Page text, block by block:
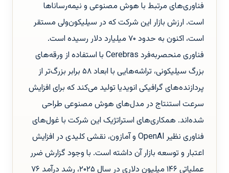
فناوری‌های مرتبط با هوش مصنوعی و نیمه‌رساناها
است. ارزش بازار این شرکت که در سیلیکون‌ولی مستقر
است، اکنون به حدود ۷۰ میلیارد دلار رسیده است.
فناوری منحصر‌به‌فرد Cerebras با استفاده از ورقه‌های
بزرگ سیلیکونی، تراشه‌هایی با ابعاد ۵۸ برابر بزرگ‌تر از
پردازنده‌های گرافیکی انویدیا تولید می‌کند که برای افزایش
سرعت استنتاج در مدل‌های هوش مصنوعی طراحی
شده‌اند. همکاری‌های استراتژیک این شرکت با غول‌های
فناوری نظیر OpenAI و آمازون، نقشی کلیدی در افزایش
اعتبار و توسعه بازار آن داشته است. با وجود گزارش ضرر
عملیاتی ۱۴۶ میلیون دلاری در سال ۲۰۲۵، رشد درآمد ۷۶